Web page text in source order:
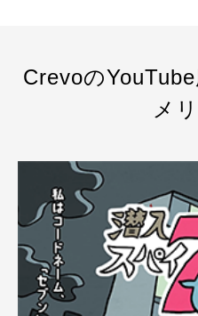
Crevoの
メ